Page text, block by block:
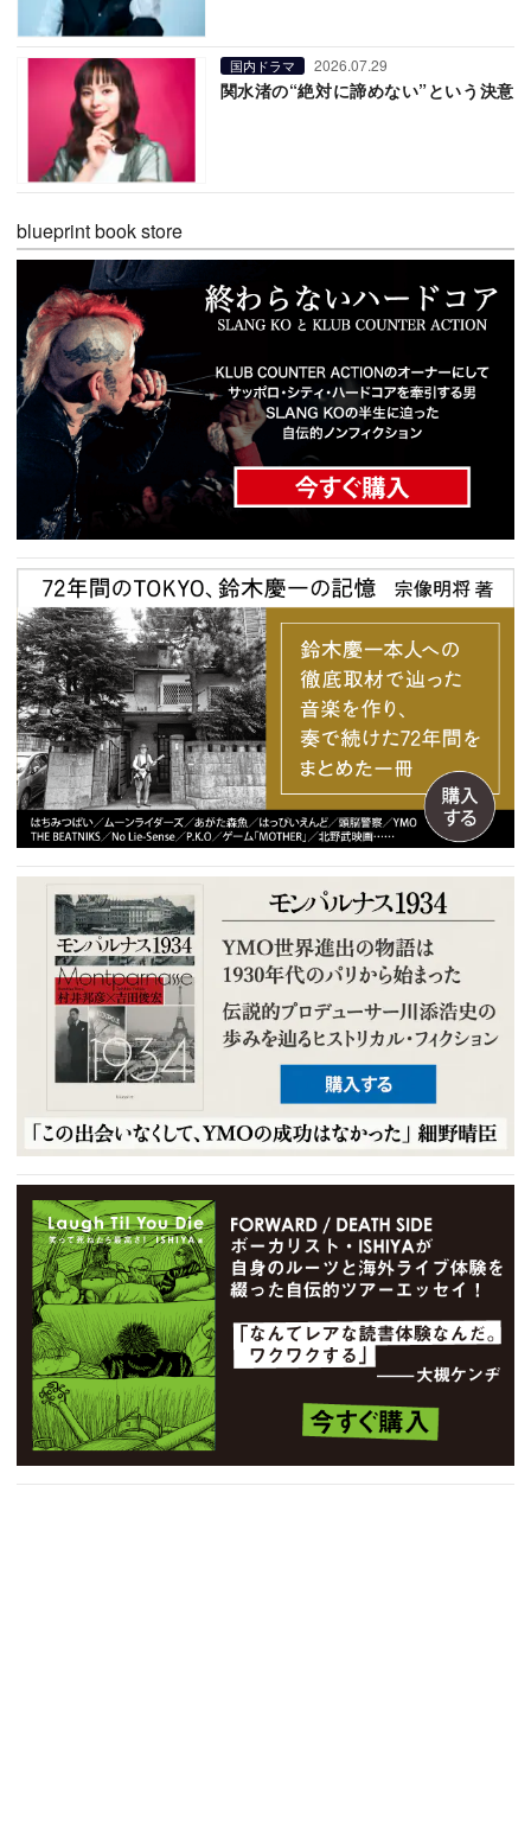
国内ドラマ 2026.07.29
関水渚の“絶対に諦めない”という決意
blueprint book store